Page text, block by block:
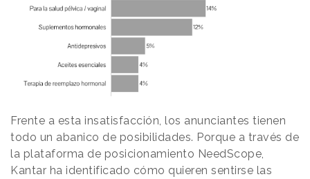
Frente a esta insatisfacción, los anunciantes tienen
todo un abanico de posibilidades. Porque a través de
la plataforma de posicionamiento NeedScope,
Kantar ha identificado cómo quieren sentirse las